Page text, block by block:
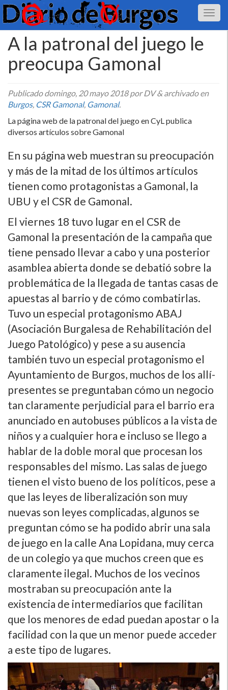
A la patronal del juego le
preocupa Gamonal
Publicadodomingo, 20 mayo 2018por DV&archivado en
Burgos, CSR Gamonal, Gamonal.
La página web de la patronal del juego en CyL publica
diversos artí­culos sobre Gamonal
En su página web muestran su preocupación
y más de la mitad de los últimos artí­culos
tienen como protagonistas a Gamonal, la
UBU y el CSR de Gamonal.
El viernes 18 tuvo lugar en el CSR de
Gamonal la presentación de la campaña que
tiene pensado llevar a cabo y una posterior
asamblea abierta donde se debatió sobre la
problemática de la llegada de tantas casas de
apuestas al barrio y de cómo combatirlas.
Tuvo un especial protagonismo ABAJ
(Asociación Burgalesa de Rehabilitación del
Juego Patológico) y pese a su ausencia
también tuvo un especial protagonismo el
Ayuntamiento de Burgos, muchos de los allí­
presentes se preguntaban cómo un negocio
tan claramente perjudicial para el barrio era
anunciado en autobuses públicos a la vista de
niños y a cualquier hora e incluso se llego a
hablar de la doble moral que procesan los
responsables del mismo. Las salas de juego
tienen el visto bueno de los polí­ticos, pese a
que las leyes de liberalización son muy
nuevas son leyes complicadas, algunos se
preguntan cómo se ha podido abrir una sala
de juego en la calle Ana Lopidana, muy cerca
de un colegio ya que muchos creen que es
claramente ilegal. Muchos de los vecinos
mostraban su preocupación ante la
existencia de intermediarios que facilitan
que los menores de edad puedan apostar o la
facilidad con la que un menor puede acceder
a este tipo de lugares.